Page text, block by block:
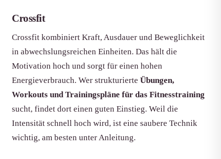
Crossfit
Crossfit kombiniert Kraft, Ausdauer und Beweglichkeit
in abwechslungsreichen Einheiten. Das hält die
Motivation hoch und sorgt für einen hohen
Energieverbrauch. Wer strukturierte Übungen,
Workouts und Trainingspläne für das Fitnesstraining
sucht, findet dort einen guten Einstieg. Weil die
Intensität schnell hoch wird, ist eine saubere Technik
wichtig, am besten unter Anleitung.